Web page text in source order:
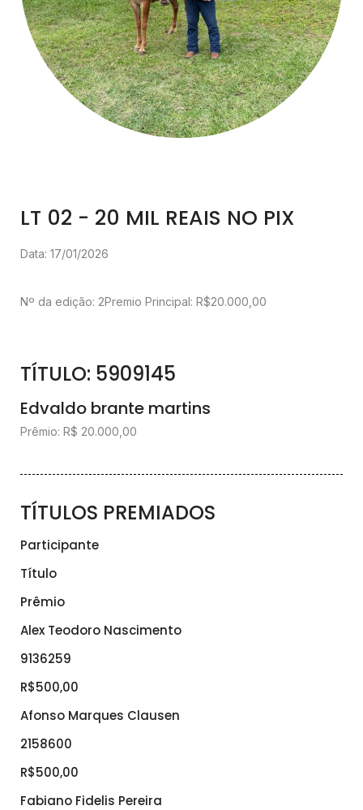
LT 02 - 20 MIL REAIS NO PIX
Data: 17/01/2026
Nº da edição: 2Premio Principal: R$20.000,00
TÍTULO: 5909145
Edvaldo brante martins
Prêmio: R$ 20.000,00
TÍTULOS PREMIADOS
Participante
Título
Prêmio
Alex Teodoro Nascimento
9136259
R$500,00
Afonso Marques Clausen
2158600
R$500,00
Fabiano Fidelis Pereira